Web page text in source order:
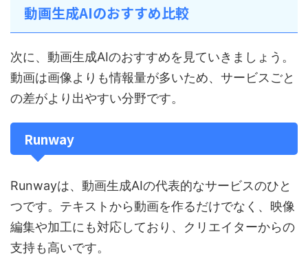
動画生成AIのおすすめ比較
次に、動画生成AIのおすすめを見ていきましょう。
動画は画像よりも情報量が多いため、サービスごと
の差がより出やすい分野です。
Runway
Runwayは、動画生成AIの代表的なサービスのひと
つです。テキストから動画を作るだけでなく、映像
編集や加工にも対応しており、クリエイターからの
支持も高いです。